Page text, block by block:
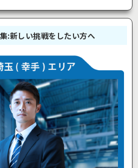
:新しい挑戦をしたい方へ